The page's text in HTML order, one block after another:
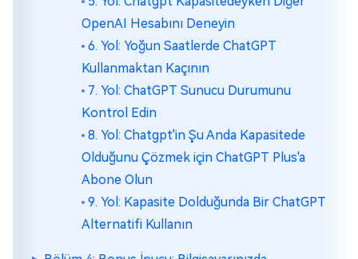
OpenAI Hesabını Deneyin
6. Yol: Yoğun Saatlerde ChatGPT
Kullanmaktan Kaçının
7. Yol: ChatGPT Sunucu Durumunu
Kontrol Edin
8. Yol: Chatgpt'in Şu Anda Kapasitede
Olduğunu Çözmek için ChatGPT Plus'a
Abone Olun
9. Yol: Kapasite Dolduğunda Bir ChatGPT
Alternatifi Kullanın